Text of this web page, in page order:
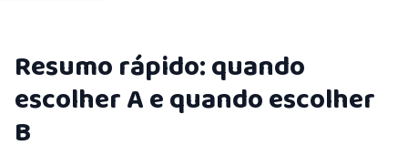
Resumo rápido: quando
escolher A e quando escolher
B